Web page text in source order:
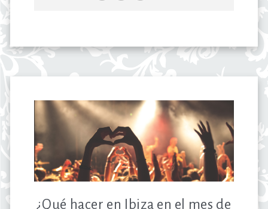
¿Qué hacer en Ibiza en el mes de